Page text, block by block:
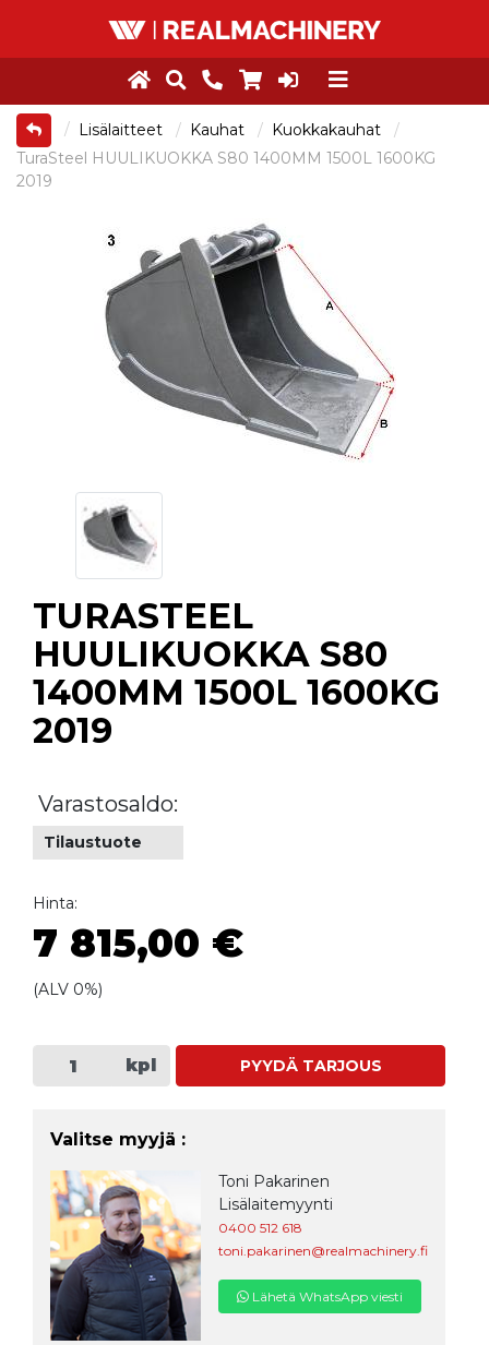
Lisälaitteet Kauhat
Kuokkakauhat
TuraSteel HUULIKUOKKA S80 1400MM 1500L 1600KG
2019
TURASTEEL
HUULIKUOKKA S80
1400MM 1500L 1600KG
2019
Varastosaldo:
Tilaustuote
Hinta:
7 815,00 €
(ALV 0%)
kpl PYYDÄ TARJOUS
Valitse myyjä :
Toni Pakarinen
Lisälaitemyynti
0400 512 618
toni.pakarinen@realmachinery.fi
Lähetä WhatsApp viesti